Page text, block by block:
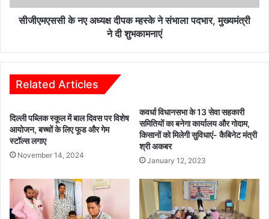
परिश्रम
भी
पदभार,
मुख्यमंत्री
सीजीएमएससी के नए अध्यक्ष दीपक म्हस्के ने संभाला पदभार, मुख्यमंत्री
ने दी शुभकामनाएं
Related Articles
दिल्ली पब्लिक स्कूल में बाल दिवस पर विशेष
आयोजन, बच्चों के लिए फूड और गेम
स्टॉल्स लगाए
November 14, 2024
कवर्धा विधानसभा के 13 सेवा सहकारी
समितियों का बनेगा कार्यालय और गोदाम,
किसानों को मिलेगी सुविधाएं- कैबिनेट मंत्री
श्री अकबर
January 12, 2023